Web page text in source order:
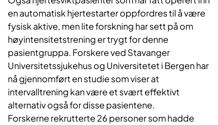
en automatisk hjertestarter oppfordres til å være
fysisk aktive, men lite forskning har sett på om
høyintensitetstrening er trygt for denne
pasientgruppa. Forskere ved Stavanger
Universitetssjukehus og Universitetet i Bergen har
nå gjennomført en studie som viser at
intervalltrening kan være et svært effektivt
alternativ også for disse pasientene.
Forskerne rekrutterte 26 personer som hadde